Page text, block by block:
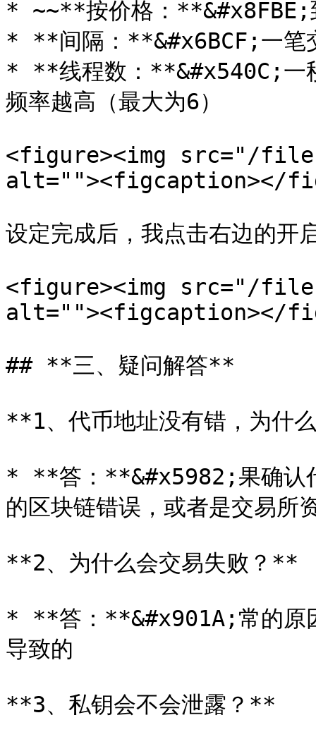
* ~~**按价格：**&#x8FBE;
* **间隔：**&#x6BCF;一笔
* **线程数：**&#x540C;一
频率越高（最大为6）
<figure><img src="/files/
alt=""><figcaption></
设定完成后，我点击右边的
<figure><img src="/files/
alt=""><figcaption></
## **三、疑问解答**
**1、代币地址没有错，为什
* **答：**&#x5982;果确认
的区块链错误，或者是交易所
**2、为什么会交易失败？**
* **答：**&#x901A;常的原
导致的
**3、私钥会不会泄露？**